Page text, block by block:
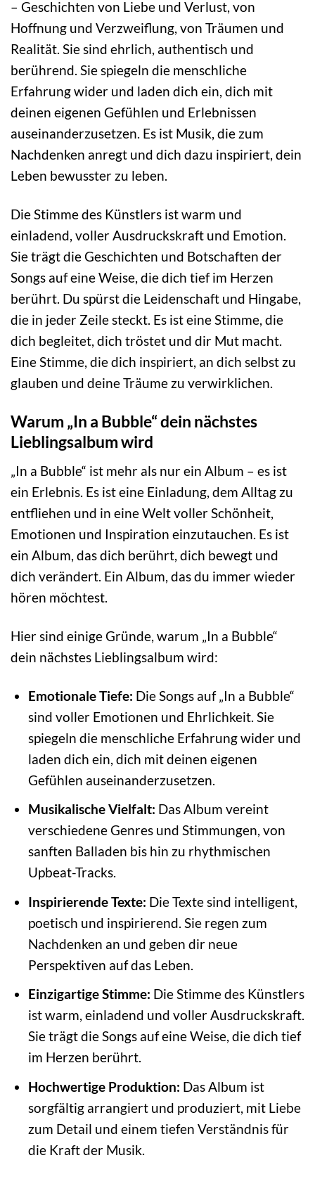
– Geschichten von Liebe und Verlust, von
Hoffnung und Verzweiflung, von Träumen und
Realität. Sie sind ehrlich, authentisch und
berührend. Sie spiegeln die menschliche
Erfahrung wider und laden dich ein, dich mit
deinen eigenen Gefühlen und Erlebnissen
auseinanderzusetzen. Es ist Musik, die zum
Nachdenken anregt und dich dazu inspiriert, dein
Leben bewusster zu leben.
Die Stimme des Künstlers ist warm und
einladend, voller Ausdruckskraft und Emotion.
Sie trägt die Geschichten und Botschaften der
Songs auf eine Weise, die dich tief im Herzen
berührt. Du spürst die Leidenschaft und Hingabe,
die in jeder Zeile steckt. Es ist eine Stimme, die
dich begleitet, dich tröstet und dir Mut macht.
Eine Stimme, die dich inspiriert, an dich selbst zu
glauben und deine Träume zu verwirklichen.
Warum „In a Bubble“ dein nächstes
Lieblingsalbum wird
„In a Bubble“ ist mehr als nur ein Album – es ist
ein Erlebnis. Es ist eine Einladung, dem Alltag zu
entfliehen und in eine Welt voller Schönheit,
Emotionen und Inspiration einzutauchen. Es ist
ein Album, das dich berührt, dich bewegt und
dich verändert. Ein Album, das du immer wieder
hören möchtest.
Hier sind einige Gründe, warum „In a Bubble“
dein nächstes Lieblingsalbum wird:
Emotionale Tiefe: Die Songs auf „In a Bubble“
sind voller Emotionen und Ehrlichkeit. Sie
spiegeln die menschliche Erfahrung wider und
laden dich ein, dich mit deinen eigenen
Gefühlen auseinanderzusetzen.
Musikalische Vielfalt: Das Album vereint
verschiedene Genres und Stimmungen, von
sanften Balladen bis hin zu rhythmischen
Upbeat-Tracks.
Inspirierende Texte: Die Texte sind intelligent,
poetisch und inspirierend. Sie regen zum
Nachdenken an und geben dir neue
Perspektiven auf das Leben.
Einzigartige Stimme: Die Stimme des Künstlers
ist warm, einladend und voller Ausdruckskraft.
Sie trägt die Songs auf eine Weise, die dich tief
im Herzen berührt.
Hochwertige Produktion: Das Album ist
sorgfältig arrangiert und produziert, mit Liebe
zum Detail und einem tiefen Verständnis für
die Kraft der Musik.